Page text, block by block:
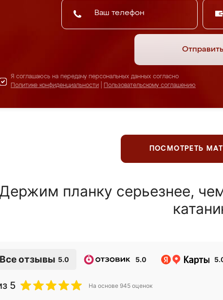
Отправить
Я соглашаюсь на передачу персональных данных согласно
Политике конфиденциальности
Пользовательскому соглашению
ПОСМОТРЕТЬ
планку серьезнее,
Все отзывы 5.0 5.0
5 На основе 945 оценок